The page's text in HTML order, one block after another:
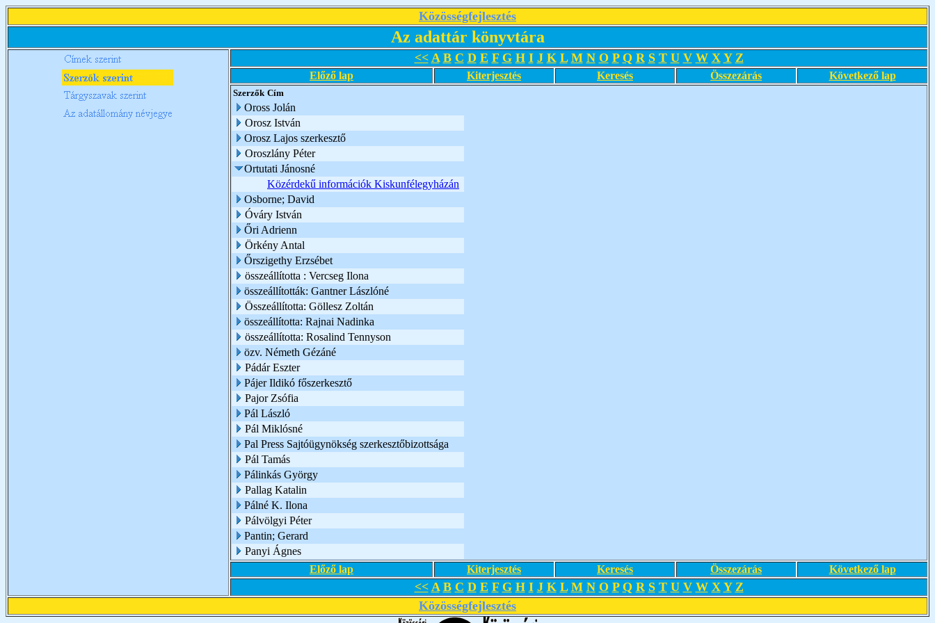
Közösségfejlesztés
Az adattár könyvtára
<< A B C D E F G H I J K L M N O P Q R S T U V W X Y Z
Előző lap Kiterjesztés Keresés Összezárás Következő lap
Szerzők Cím
Oross Jolán
Orosz István
Orosz Lajos szerkesztő
Oroszlány Péter
Ortutati Jánosné
Közérdekű információk Kiskunfélegyházán
Osborne; David
Óváry István
Őri Adrienn
Örkény Antal
Őrszigethy Erzsébet
összeállította : Vercseg Ilona
összeállították: Gantner Lászlóné
Összeállította: Göllesz Zoltán
összeállította: Rajnai Nadinka
összeállította: Rosalind Tennyson
özv. Németh Gézáné
Pádár Eszter
Pájer Ildikó főszerkesztő
Pajor Zsófia
Pál László
Pál Miklósné
Pal Press Sajtóügynökség szerkesztőbizottsága
Pál Tamás
Pálinkás György
Pallag Katalin
Pálné K. Ilona
Pálvölgyi Péter
Pantin; Gerard
Panyi Ágnes
Előző lap
Kiterjesztés Keresés Összezárás Következő lap
<< A B C D E F G H I J K L M N O P Q R S T U V W X Y Z
Közösségfejlesztés